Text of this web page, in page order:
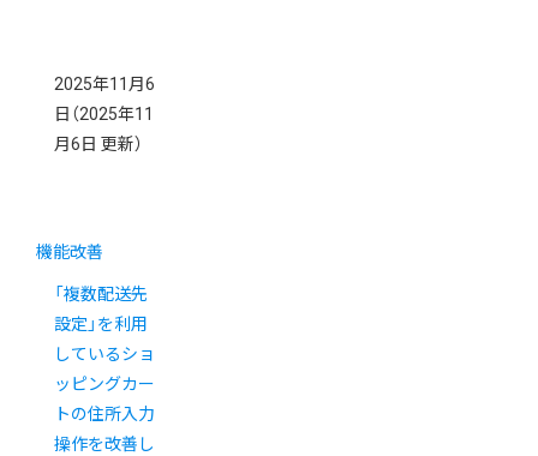
2025年11月6
日 （2025年11
月6日 更新）
機能改善
「複数配送先
設定」を利用
しているショ
ッピングカー
トの住所入力
操作を改善し